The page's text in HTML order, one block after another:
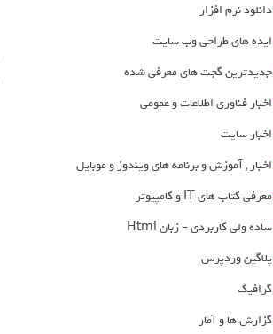
دانلود نرم افزار
ایده های طراحی وب سایت
جدیدترین گجت های معرفی شده
اخبار فناوری اطلاعات و عمومی
اخبار سایت
اخبار , آموزش و برنامه های ویندوز و موبایل
معرفی کتاب های IT و کامپیوتر
ساده ولی کاربردی – زبان Html
پلاگین وردپرس
گرافیک
گزارش ها و آمار